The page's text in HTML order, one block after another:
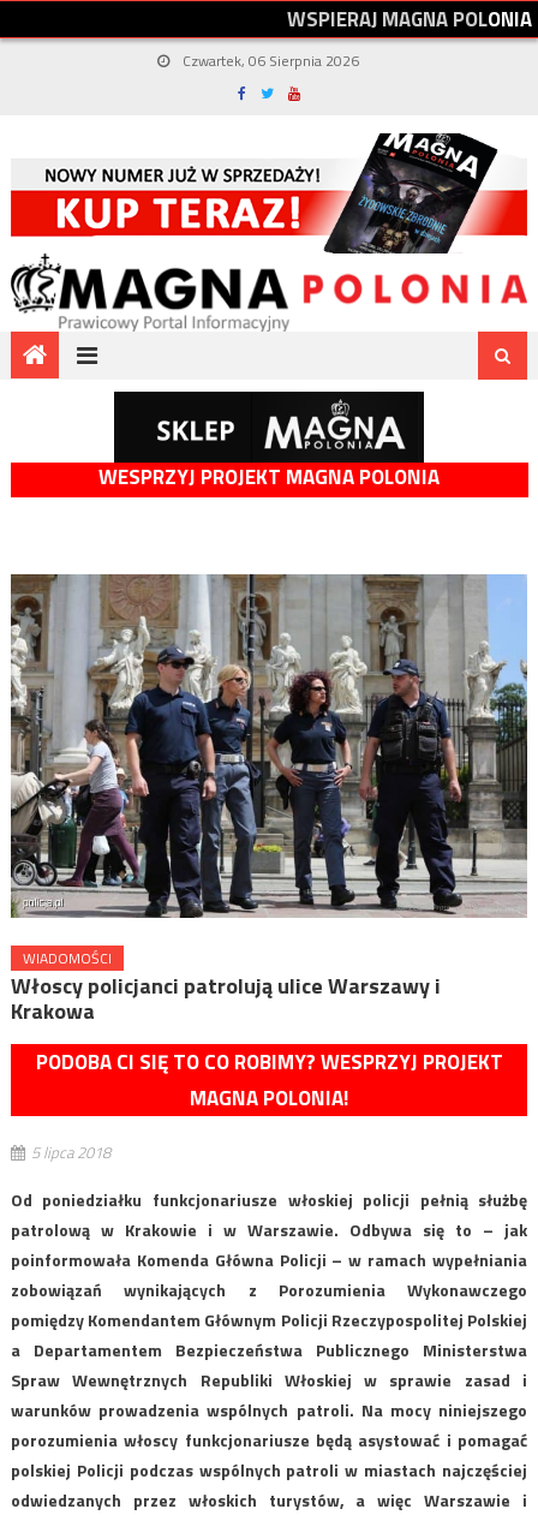
WSPIERAJMAGNAPOLONIA
Czwartek, 06 Sierpnia 2026
WESPRZYJ PROJEKT MAGNA POLONIA
WIADOMOŚCI
Włoscy policjanci patrolują ulice Warszawy i
Krakowa
PODOBA CI SIĘ TO CO ROBIMY? WESPRZYJ PROJEKT
MAGNA POLONIA!
5 lipca 2018
Od poniedziałku funkcjonariusze włoskiej policji pełnią służbę
patrolową w Krakowie i w Warszawie. Odbywa się to – jak
poinformowała Komenda Główna Policji – w ramach wypełniania
zobowiązań wynikających z Porozumienia Wykonawczego
pomiędzy Komendantem Głównym Policji Rzeczypospolitej Polskiej
a Departamentem Bezpieczeństwa Publicznego Ministerstwa
Spraw Wewnętrznych Republiki Włoskiej w sprawie zasad i
warunków prowadzenia wspólnych patroli. Na mocy niniejszego
porozumienia włoscy funkcjonariusze będą asystować i pomagać
polskiej Policji podczas wspólnych patroli w miastach najczęściej
odwiedzanych przez włoskich turystów, a więc Warszawie i